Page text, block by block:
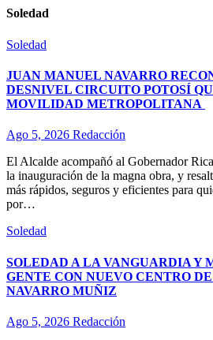
Soledad
Soledad
JUAN MANUEL NAVARRO
DESNIVEL CIRCUITO POTOSÍ
MOVILIDAD METROPOLITANA
Ago 5, 2026 Redacción
El Alcalde acompañó al Gobernador
la inauguración de la magna obra, y
más rápidos, seguros y eficientes para
por…
Soledad
SOLEDAD A LA VANGUARDIA Y
GENTE CON NUEVO CENTRO
NAVARRO MUÑIZ
Ago 5, 2026 Redacción